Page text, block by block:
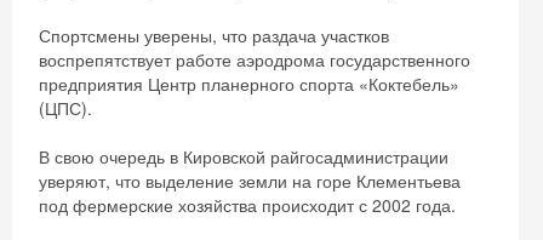
Спортсмены уверены, что раздача участков
воспрепятствует работе аэродрома государственного
предприятия Центр планерного спорта «Коктебель»
(ЦПС).
В свою очередь в Кировской райгосадминистрации
уверяют, что выделение земли на горе Клементьева
под фермерские хозяйства происходит с 2002 года.